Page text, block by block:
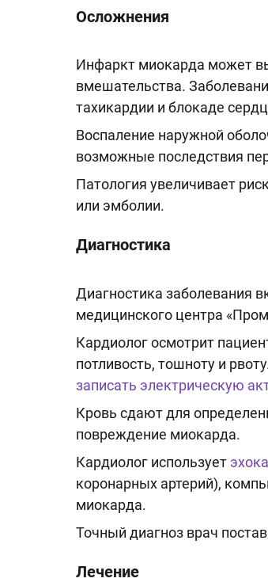
Осложнения
Инфаркт миокарда может
вмешательства.
тахикардии и блокаде
Воспаление наружной
возможные последствия
Патология увеличивает
или эмболии.
Диагностика
Диагностика заболевания
медицинского центра
Кардиолог осмотрит
потливость, тошноту и
записать электрическую
Кровь сдают для
повреждение миокарда.
Кардиолог использует
коронарных артерий),
миокарда.
Точный диагноз врач
Лечение